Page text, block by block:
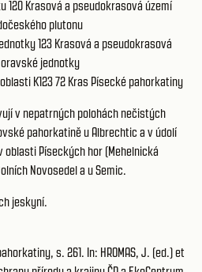
120 Krasová a pseudokrasová území
plutonu
123 Krasová a pseudokrasová
jednotky
K123 72 Kras Písecké pahorkatiny
v nepatrných polohách nečistých
pahorkatině u Albrechtic a v údolí
oblasti Píseckých hor (Mehelnická
Novosedel a u Semic.
jeskyní.
s. 261. In: HROMAS, J. (ed.) et